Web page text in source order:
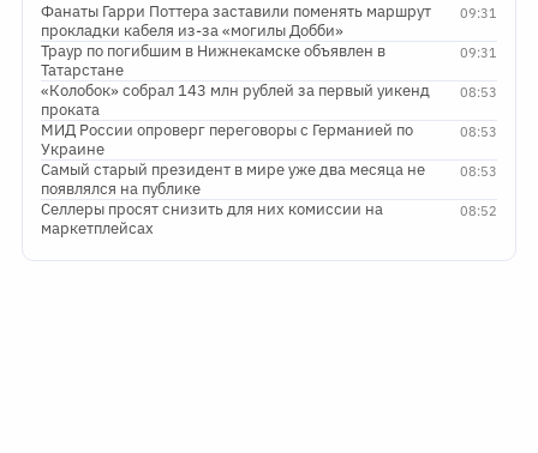
09:31
Фанаты Гарри Поттера заставили поменять маршрут
прокладки кабеля из-за «могилы Добби»
09:31
Траур по погибшим в Нижнекамске объявлен в
Татарстане
08:53
«Колобок» собрал 143 млн рублей за первый уикенд
проката
08:53
МИД России опроверг переговоры с Германией по
Украине
08:53
Самый старый президент в мире уже два месяца не
появлялся на публике
08:52
Селлеры просят снизить для них комиссии на
маркетплейсах